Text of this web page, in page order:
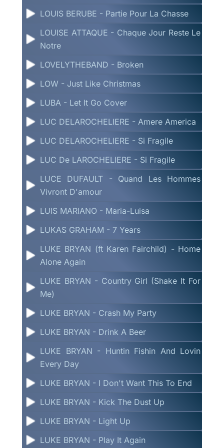
LOUIS BERUBE - Partie Pour La Chasse
LOUISE ATTAQUE - Chaque Jour Reste Le
Notre
LOVELYTHEBAND - Broken
LOW - Just Like Christmas
LUBA - Let It Go Cover
LUC DELAROCHELIERE - Amere America
LUC DELAROCHELIERE - Si Fragile
LUC De LAROCHELIERE - Si Fragile
LUCE DUFAULT - Quand Les Hommes
Vivront D'amour
LUIS MARIANO - Maria-Luisa
LUKAS GRAHAM - 7 Years
LUKE BRYAN (ft Karen Fairchild) - Home
Alone Again
LUKE BRYAN - Country Girl (Shake It For
Me)
LUKE BRYAN - Crash My Party
LUKE BRYAN - Drink A Beer
LUKE BRYAN - Huntin Fishin And Lovin
Every Day
LUKE BRYAN - I Don't Want This To End
LUKE BRYAN - Kick The Dust Up
LUKE BRYAN - Light Up
LUKE BRYAN - Play It Again